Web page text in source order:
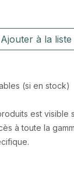
Ajouter à la
(si en stock)
est visible
à toute la